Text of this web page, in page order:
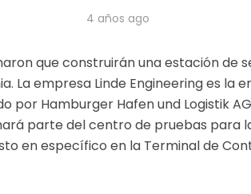
4 años ago
que construirán una estación de
La empresa Linde Engineering es la
por Hamburger Hafen und Logistik
parte del centro de pruebas para
en específico en la Terminal de